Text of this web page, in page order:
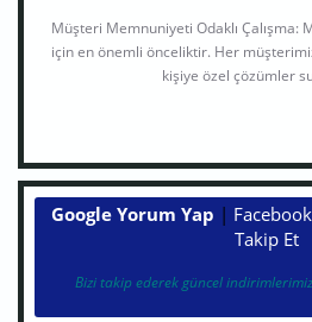
Müşteri Memnuniyeti Odaklı
için en önemli önceliktir. Her
kişiye özel çözümler
Google Yorum Yap |
Takip Et
Bizi takip ederek güncel